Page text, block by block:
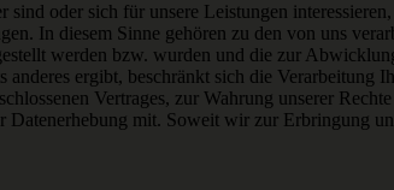
sind oder sich für unsere Leistungen
In diesem Sinne gehören zu den von uns
werden bzw. wurden und die zur
anderes ergibt, beschränkt sich die
Vertrages, zur Wahrung unserer
mit. Soweit wir zur Erbringung